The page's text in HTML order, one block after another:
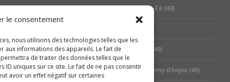
le consentement
nous utilisons des technologies telles que les
aux informations des appareils. Le fait de
de traiter des données telles que le
ID uniques sur ce site. Le fait de ne pas consentir
avoir un effet négatif sur certaines
Couvreur Les Ponts-de-Cé (49)
Couvreur Murs-Érigné (49)
Couvreur Saint-Barthélemy-d’Anjou (49)